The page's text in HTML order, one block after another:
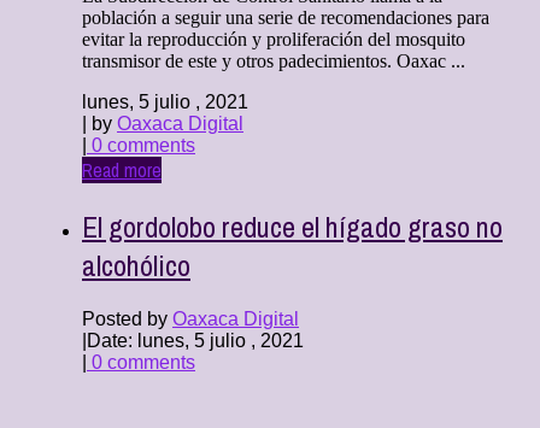
población a seguir una serie de recomendaciones para
evitar la reproducción y proliferación del mosquito
transmisor de este y otros padecimientos. Oaxac ...
lunes, 5 julio , 2021
| by Oaxaca Digital
0 comments
Read more
El gordolobo reduce el hígado graso no
alcohólico
Posted by Oaxaca Digital
Date: lunes, 5 julio , 2021
0 comments